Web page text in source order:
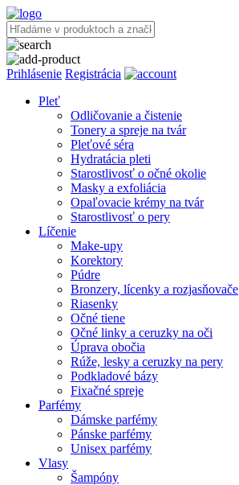
Prihlásenie Registrácia
Pleť
Odličovanie a čistenie
Tonery a spreje na tvár
Pleťové séra
Hydratácia pleti
Starostlivosť o očné okolie
Masky a exfoliácia
Opaľovacie krémy na tvár
Starostlivosť o pery
Líčenie
Make-upy
Korektory
Púdre
Bronzery, lícenky a rozjasňovače
Riasenky
Očné tiene
Očné linky a ceruzky na oči
Úprava obočia
Rúže, lesky a ceruzky na pery
Podkladové bázy
Fixačné spreje
Parfémy
Dámske parfémy
Pánske parfémy
Unisex parfémy
Vlasy
Šampóny